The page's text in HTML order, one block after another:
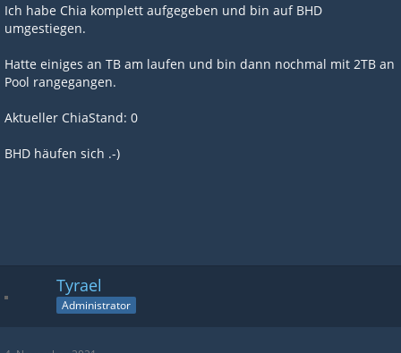
Ich habe Chia komplett aufgegeben und bin auf BHD
umgestiegen.
Hatte einiges an TB am laufen und bin dann nochmal mit 2TB an
Pool rangegangen.
Aktueller ChiaStand: 0
BHD häufen sich .-)
Tyrael
Administrator